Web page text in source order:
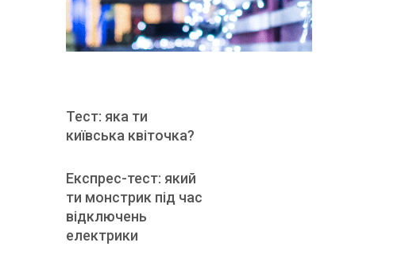
Тест: яка ти
київська квіточка?
Експрес-тест: який
ти монстрик під час
відключень
електрики